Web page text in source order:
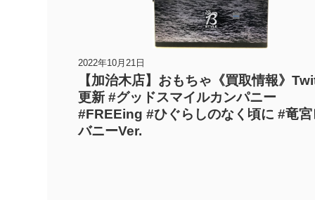
2022年10月21日
【加治木店】おもちゃ《買取情報》
更新 #グッドスマイルカンパニー
#FREEing #ひぐらしのなく頃に #竜宮
バニーVer.